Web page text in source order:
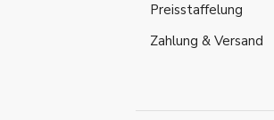
Preisstaffelung
Zahlung & Versand